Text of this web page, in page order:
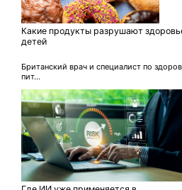
Какие продукты разрушают
детей
Британский врач и специалист по
пит...